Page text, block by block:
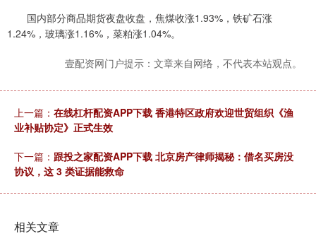
国内部分商品期货夜盘收盘，焦煤收涨1.93%，铁矿石涨
1.24%，玻璃涨1.16%，菜粕涨1.04%。
壹配资网门户提示：文章来自网络，不代表本站观点。
上一篇： 在线杠杆配资APP下载 香港特区政府欢迎世贸组织《渔
业补贴协定》正式生效
下一篇： 跟投之家配资APP下载 北京房产律师揭秘：借名买房没
协议，这 3 类证据能救命
相关文章